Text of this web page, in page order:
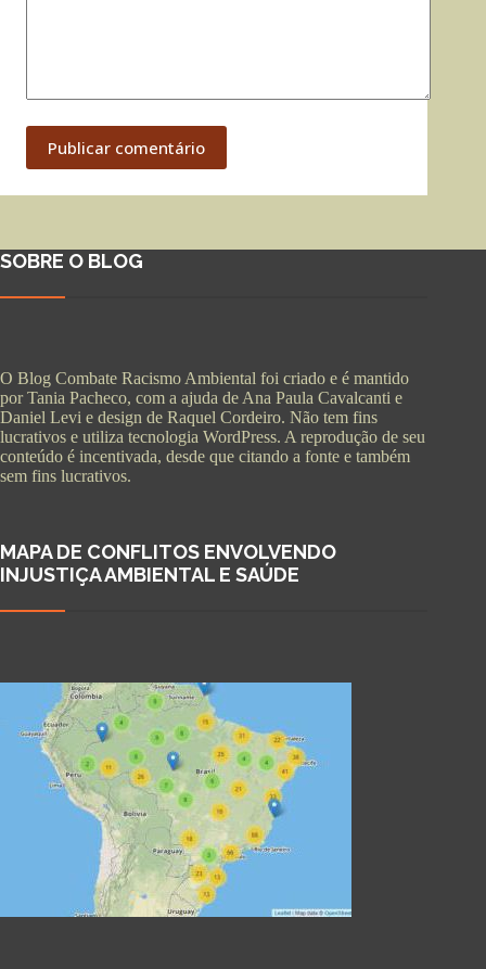
Publicar comentário
SOBRE O BLOG
O Blog Combate Racismo Ambiental foi criado e é mantido
por Tania Pacheco, com a ajuda de Ana Paula Cavalcanti e
Daniel Levi e design de Raquel Cordeiro. Não tem fins
lucrativos e utiliza tecnologia WordPress. A reprodução de seu
conteúdo é incentivada, desde que citando a fonte e também
sem fins lucrativos.
MAPA DE CONFLITOS ENVOLVENDO
INJUSTIÇA AMBIENTAL E SAÚDE